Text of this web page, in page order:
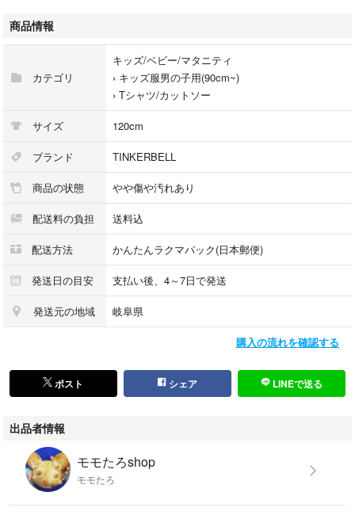
商品情報
カテゴリ
キッズ/ベビー/マタニティ
› キッズ服男の子用(90cm~)
› Tシャツ/カットソー
サイズ 120cm
ブランド TINKERBELL
商品の状態 やや傷や汚れあり
配送料の負担 送料込
配送方法 かんたんラクマパック(日本郵便)
発送日の目安 支払い後、4～7日で発送
発送元の地域 岐阜県
購入の流れを確認する
ポスト シェア LINEで送る
出品者情報
モモたろshop
モモたろ